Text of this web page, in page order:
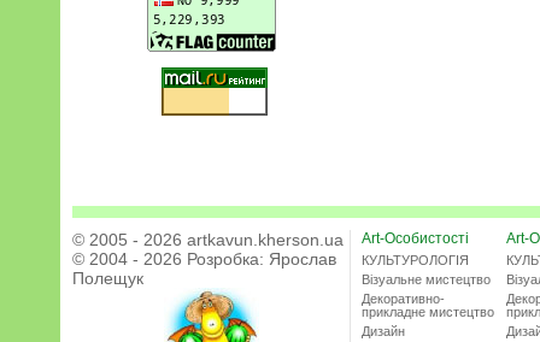
© 2005 - 2026 artkavun.kherson.ua
© 2004 - 2026 Розробка: Ярослав
Полещук
Art-Особистості
КУЛЬТУРОЛОГІЯ
Візуальне мистецтво
Декоративно-
прикладне мистецтво
Дизайн
Art-